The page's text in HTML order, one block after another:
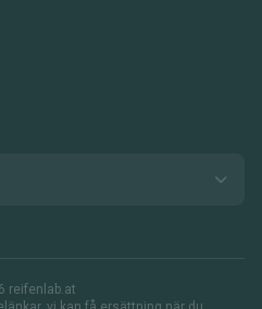
reifenlab.at